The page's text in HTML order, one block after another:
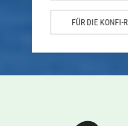
FÜR DIE KONFI-